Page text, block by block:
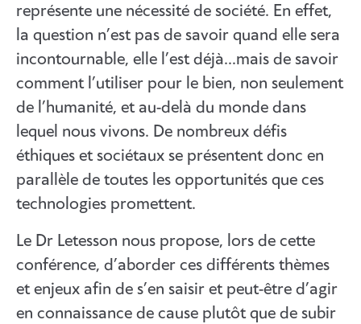
représente une nécessité de société. En effet,
la question n’est pas de savoir quand elle sera
incontournable, elle l’est déjà…mais de savoir
comment l’utiliser pour le bien, non seulement
de l’humanité, et au-delà du monde dans
lequel nous vivons. De nombreux défis
éthiques et sociétaux se présentent donc en
parallèle de toutes les opportunités que ces
technologies promettent.
Le Dr Letesson nous propose, lors de cette
conférence, d’aborder ces différents thèmes
et enjeux afin de s’en saisir et peut-être d’agir
en connaissance de cause plutôt que de subir